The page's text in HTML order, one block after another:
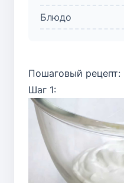
Блюдо
Пошаговый рецепт:
Шаг 1: